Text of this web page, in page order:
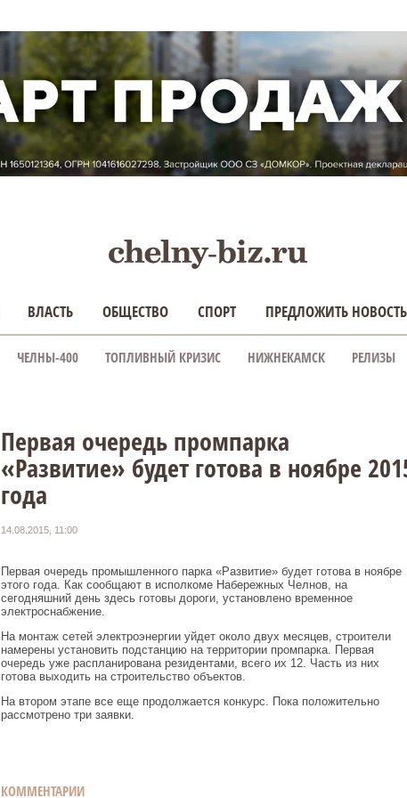
ВЛАСТЬ ОБЩЕСТВО СПОРТ ПРЕДЛОЖИТЬ НОВОСТЬ
ЧЕЛНЫ-400 ТОПЛИВНЫЙ КРИЗИС НИЖНЕКАМСК РЕЛИЗЫ
Первая очередь промпарка
«Развитие» будет готова в ноябре
года
14.08.2015, 11:00
Первая очередь промышленного парка «Развитие» будет готова в ноябре
этого года. Как сообщают в исполкоме Набережных Челнов, на
сегодняшний день здесь готовы дороги, установлено временное
электроснабжение.
На монтаж сетей электроэнергии уйдет около двух месяцев, строители
намерены установить подстанцию на территории промпарка. Первая
очередь уже распланирована резидентами, всего их 12. Часть из них
готова выходить на строительство объектов.
На втором этапе все еще продолжается конкурс. Пока положительно
рассмотрено три заявки.
КОММЕНТАРИИ